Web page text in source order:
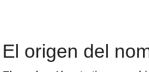
El origen del